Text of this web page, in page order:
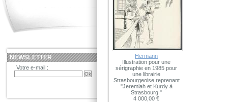
Hermann
Illustration pour une
sérigraphie en 1985 pour
une librairie
Strasbourgeoise reprenant
"Jeremiah et Kurdy à
Strasbourg "
4 000,00 €
NEWSLETTER
Votre e-mail :